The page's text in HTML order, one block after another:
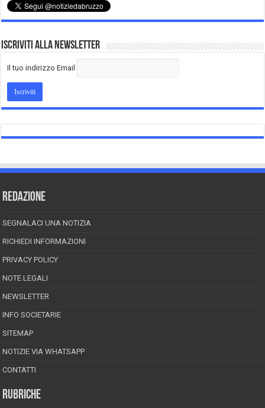
Iscriviti alla Newsletter
Il tuo indirizzo Email
REDAZIONE
SEGNALACI UNA NOTIZIA
RICHIEDI INFORMAZIONI
PRIVACY POLICY
NOTE LEGALI
NEWSLETTER
INFO SOCIETARIE
SITEMAP
NOTIZIE VIA WHATSAPP
CONTATTI
RUBRICHE